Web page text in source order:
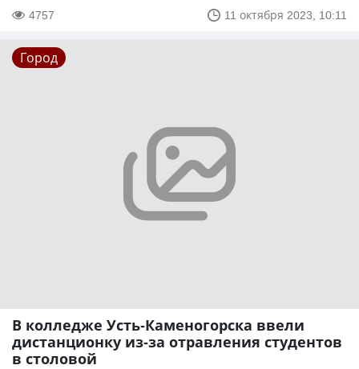
4757 11 октября 2023, 10:11
Город
В колледже Усть-Каменогорска ввели
дистанционку из-за отравления студентов
в столовой